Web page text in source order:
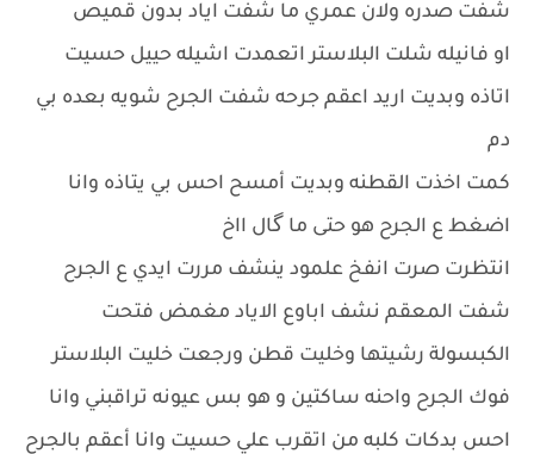
شفت صدره ولان عمري ما شفت اياد بدون قميص
او فانيله شلت البلاستر اتعمدت اشيله حييل حسيت
اتاذه وبديت اريد اعقم جرحه شفت الجرح شويه بعده بي
دم
كمت اخذت القطنه وبديت أمسح احس بي يتاذه وانا
اضغط ع الجرح هو حتى ما گال ااخ
انتظرت صرت انفخ علمود ينشف مررت ايدي ع الجرح
شفت المعقم نشف اباوع الاياد مغمض فتحت
الكبسولة رشيتها وخليت قطن ورجعت خليت البلاستر
فوك الجرح واحنه ساكتين و هو بس عيونه تراقبني وانا
احس بدكات كلبه من اتقرب علي حسيت وانا أعقم بالجرح